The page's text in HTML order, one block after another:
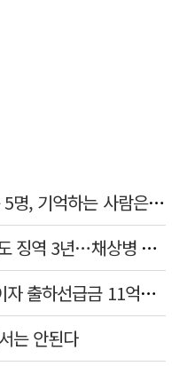
[데이터로 보는 세상] 생존자는 5명, 기억하는 사람은 늘었다
임성근 전 해병대 1사단장 2심도 징역 3년…채상병 순직 책임 유죄
영주농협, 인근 5개 농협에 무이자 출하선급금 11억원 지원…상생 유통망 강화
는 안된다